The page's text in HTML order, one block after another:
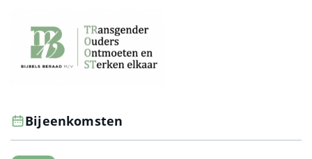
Bijeenkomsten